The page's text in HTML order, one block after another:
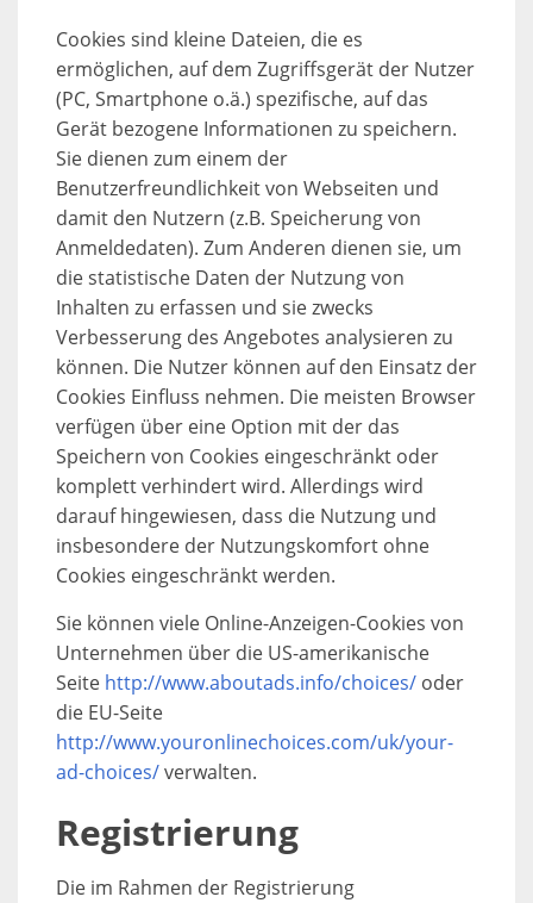
Cookies sind kleine Dateien, die es
ermöglichen, auf dem Zugriffsgerät der Nutzer
(PC, Smartphone o.ä.) spezifische, auf das
Gerät bezogene Informationen zu speichern.
Sie dienen zum einem der
Benutzerfreundlichkeit von Webseiten und
damit den Nutzern (z.B. Speicherung von
Anmeldedaten). Zum Anderen dienen sie, um
die statistische Daten der Nutzung von
Inhalten zu erfassen und sie zwecks
Verbesserung des Angebotes analysieren zu
können. Die Nutzer können auf den Einsatz der
Cookies Einfluss nehmen. Die meisten Browser
verfügen über eine Option mit der das
Speichern von Cookies eingeschränkt oder
komplett verhindert wird. Allerdings wird
darauf hingewiesen, dass die Nutzung und
insbesondere der Nutzungskomfort ohne
Cookies eingeschränkt werden.
Sie können viele Online-Anzeigen-Cookies von
Unternehmen über die US-amerikanische
Seite http://www.aboutads.info/choices/ oder
die EU-Seite
http://www.youronlinechoices.com/uk/your-
ad-choices/verwalten.
Registrierung
Die im Rahmen der Registrierung